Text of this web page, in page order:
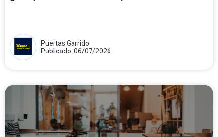
Puertas Garrido
Publicado: 06/07/2026